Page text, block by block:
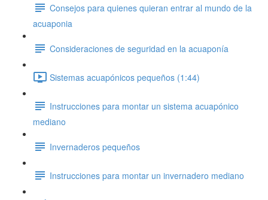
Consejos para quienes quieran entrar al mundo de la
acuaponia
Consideraciones de seguridad en la acuaponía
Sistemas acuapónicos pequeños (1:44)
Instrucciones para montar un sistema acuapónico
mediano
Invernaderos pequeños
Instrucciones para montar un invernadero mediano